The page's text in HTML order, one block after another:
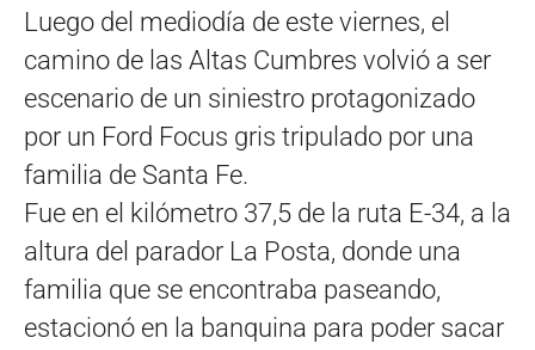
Luego del mediodía de este viernes, el
camino de las Altas Cumbres volvió a ser
escenario de un siniestro protagonizado
por un Ford Focus gris tripulado por una
familia de Santa Fe.
Fue en el kilómetro 37,5 de la ruta E-34, a la
altura del parador La Posta, donde una
familia que se encontraba paseando,
estacionó en la banquina para poder sacar